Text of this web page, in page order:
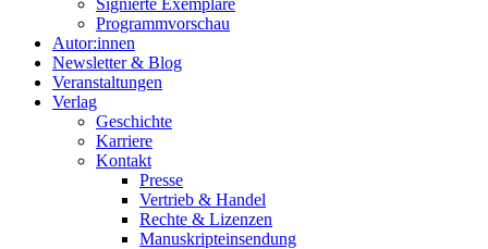
Signierte Exemplare
Programmvorschau
Autor:innen
Newsletter & Blog
Veranstaltungen
Verlag
Geschichte
Karriere
Kontakt
Presse
Vertrieb & Handel
Rechte & Lizenzen
Manuskripteinsendung